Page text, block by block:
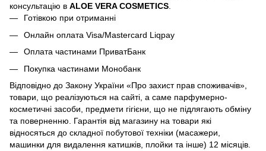
консультацію в ALOE VERA COSMETICS.
Готівкою при отриманні
Онлайн оплата Visa/Mastercard Liqpay
Оплата частинами ПриватБанк
Покупка частинами Монобанк
Відповідно до Закону України «Про захист прав споживачів»,
товари, що реалізуються на сайті, а саме парфумерно-
косметичні засоби, предмети гігієни, що не підлягають обміну
та поверненню. Гарантія від магазину на товари які
відносяться до складної побутової техніки (масажери,
машинки для видалення катишків, плойки та інше) 12 місяців.